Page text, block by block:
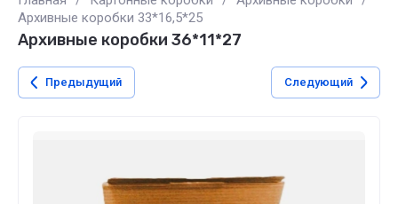
Архивные коробки 33*16,5*25
Архивные коробки 36*11*27
Предыдущий Следующий